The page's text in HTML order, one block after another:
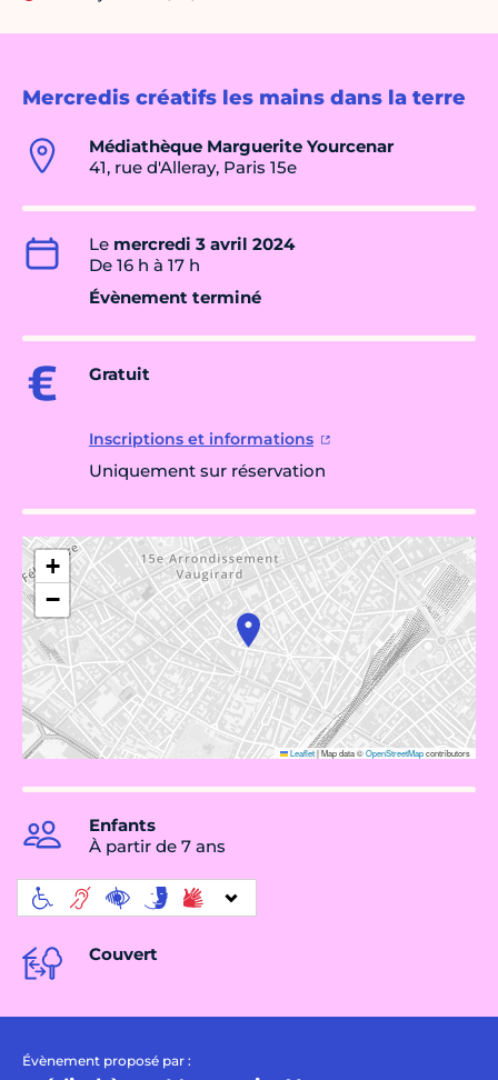
Mercredis créatifs les mains dans la terre
Médiathèque Marguerite Yourcenar
41, rue d'Alleray, Paris 15e
Le mercredi 3 avril 2024
De 16 h à 17 h
Évènement terminé
Gratuit
Inscriptions et informations
Uniquement sur réservation
+
−
Leaflet|Map data ©OpenStreetMapcontributors
Enfants
À partir de 7 ans
Couvert
Évènement proposé par :